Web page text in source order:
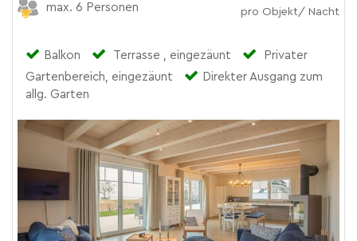
max. 6 Personen pro Objekt/ Nacht
Balkon Terrasse , eingezäunt
Privater
Gartenbereich, eingezäunt
Direkter Ausgang zum
allg. Garten